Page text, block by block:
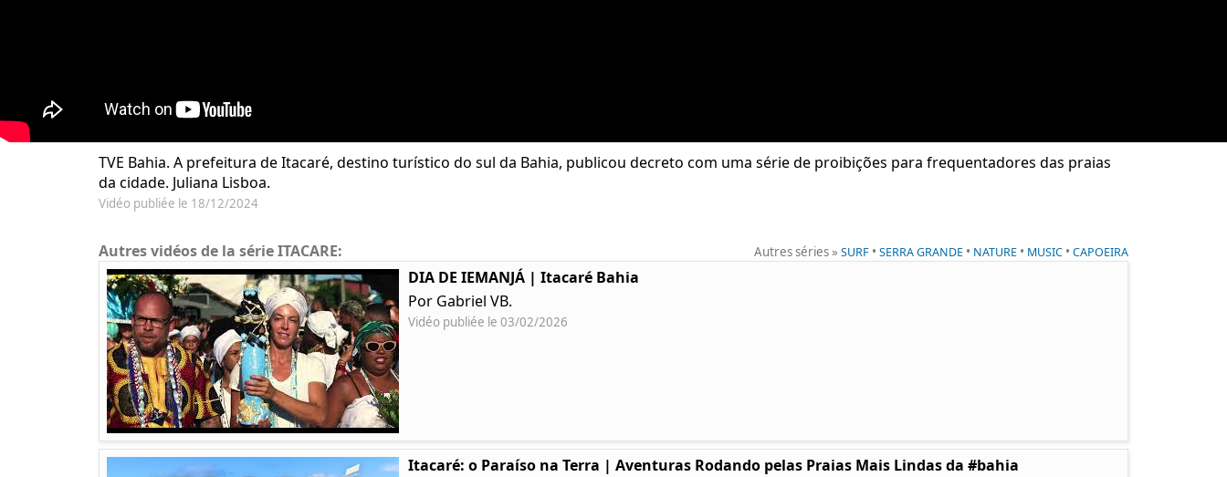
TVE Bahia. A prefeitura de Itacaré, destino turístico do sul da Bahia, publicou decreto com uma série de proibições para frequentadores das praias
da cidade. Juliana Lisboa.
Vidéo publiée le 18/12/2024
Autres séries »SURF •SERRA GRANDE • NATURE • MUSIC •CAPOEIRA
Autres vidéos de la série ITACARE:
DIA DE IEMANJÁ | Itacaré Bahia
Por Gabriel VB.
Vidéo publiée le 03/02/2026
Itacaré: o Paraíso na Terra | Aventuras Rodando pelas Praias Mais Lindas da #bahia